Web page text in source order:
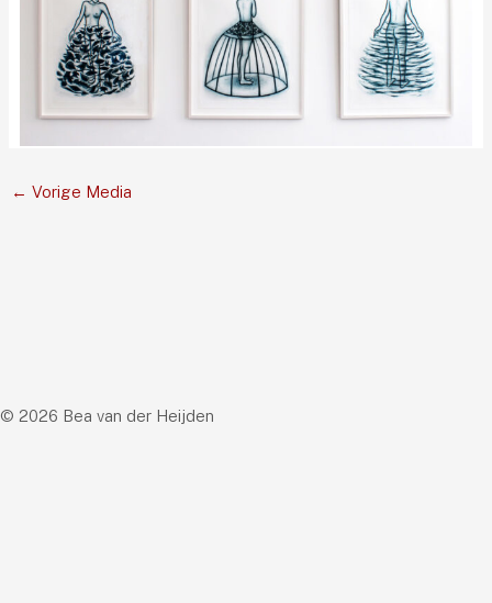
← Vorige Media
© 2026 Bea van der Heijden